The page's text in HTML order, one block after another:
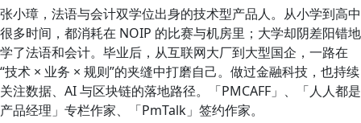
张小璋，法语与会计双学位出身的技术型产品人。从小学到高中
很多时间，都消耗在 NOIP 的比赛与机房里；大学却阴差阳错地
学了法语和会计。毕业后，从互联网大厂到大型国企，一路在
“技术 × 业务 × 规则”的夹缝中打磨自己。做过金融科技，也持续
关注数据、AI 与区块链的落地路径。「PMCAFF」、「人人都是
产品经理」专栏作家、「PmTalk」签约作家。